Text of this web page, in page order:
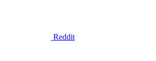
Reddit